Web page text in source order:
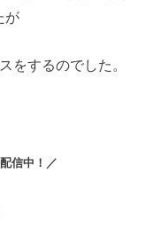
が
をするのでした。
信中！／